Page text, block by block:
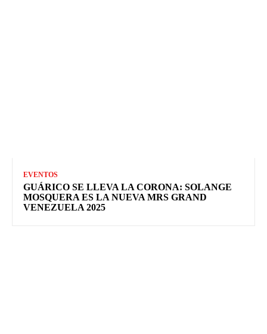
EVENTOS
GUÁRICO SE LLEVA LA CORONA: SOLANGE
MOSQUERA ES LA NUEVA MRS GRAND
VENEZUELA 2025